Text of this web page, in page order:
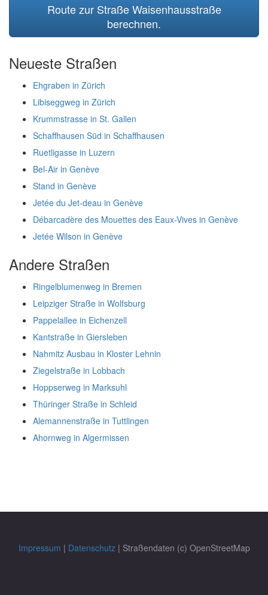
Route zur Straße Waisenhausstraße
berechnen.
Neueste Straßen
Ehgraben in Zürich
Libiseggweg in Zürich
Krummstrasse in St. Gallen
Schaffhausen Süd in Schaffhausen
Ruetligasse in Luzern
Bel-Air in Genève
Stand in Genève
Jetée du Jet-deau in Genève
Débarcadère des Mouettes des Eaux-Vives in Genève
Jetée Wilson in Genève
Andere Straßen
Ringelblumenweg in Bremen
Leipziger Straße in Wolfsburg
Pappelallee in Eichenzell
Kantstraße in Giersleben
Nahmitz Ausbau in Kloster Lehnin
Ziegelstraße in Lobbach
Hoppserweg in Marksuhl
Thüringer Straße in Schleid
Alemannenstraße in Tuttlingen
Ahornweg in Algermissen
Impressum | Datenschutz| Straßendaten (c) OpenStreetMap